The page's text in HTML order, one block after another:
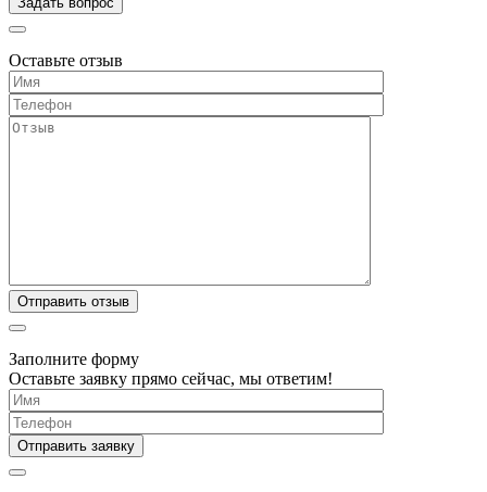
Оставьте отзыв
Заполните форму
Оставьте заявку прямо сейчас, мы ответим!